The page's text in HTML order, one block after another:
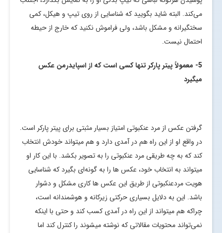
می‌کند. البته شاید بگویید که شناسایی از روی تیپ و هیکل، کمی
سختگیرانه و مشکل باشد، ولی فراموش نکنید که خارج از حیطه
احتمال نیست.
5- معمولاً پیتر پارکر تنها کسی است که از اسپایدرمن عکس
میگیرد
گرفتن عکس از مرد عنکبوتی امتیاز بسیار مثبتی برای پیتر پارکر است.
در واقع او از این راه هم در آمدی دارد و هم میتواند خودش انتخاب
کند که به چه طریقی مرد عنکبوتی را به تصویر بکشد. با این کار او
میتواند به انتخاب خود، عکس ها را به گونه‌ای بگیرد که شناسایی
هویت مردعنکبوتی از طریق این عکس ها کاری مشکل و دشوار
باشد. این به دلایل بسیاری حرکتی زیرکانه و هوشمندانه است،
چراکه هم میتواند از این راه در آمدی کسب کند و حتی با اینکه
نمی‌تواند محتویات مقالاتی که نوشته میشوند را کنترل کند اما